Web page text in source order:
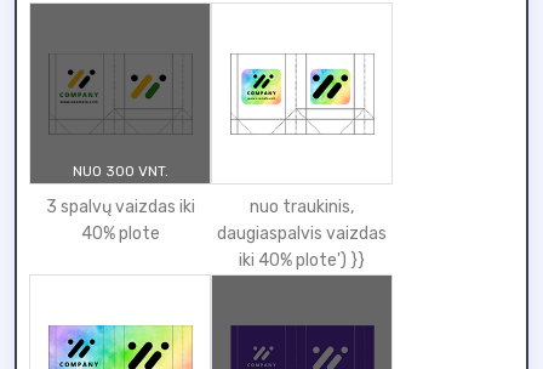
NUO 300 VNT.
3 spalvų vaizdas iki
40% plote
nuo traukinis,
daugiaspalvis vaizdas
iki 40% plote') }}